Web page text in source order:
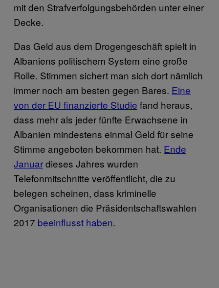
mit den Strafverfolgungsbehörden unter einer
Decke.
Das Geld aus dem Drogengeschäft spielt in
Albaniens politischem System eine große
Rolle. Stimmen sichert man sich dort nämlich
immer noch am besten gegen Bares. Eine
von der EU finanzierte Studie fand heraus,
dass mehr als jeder fünfte Erwachsene in
Albanien mindestens einmal Geld für seine
Stimme angeboten bekommen hat. Ende
Januardieses Jahres wurden
Telefonmitschnitte veröffentlicht, die zu
belegen scheinen, dass kriminelle
Organisationen die Präsidentschaftswahlen
2017 beeinflusst haben.